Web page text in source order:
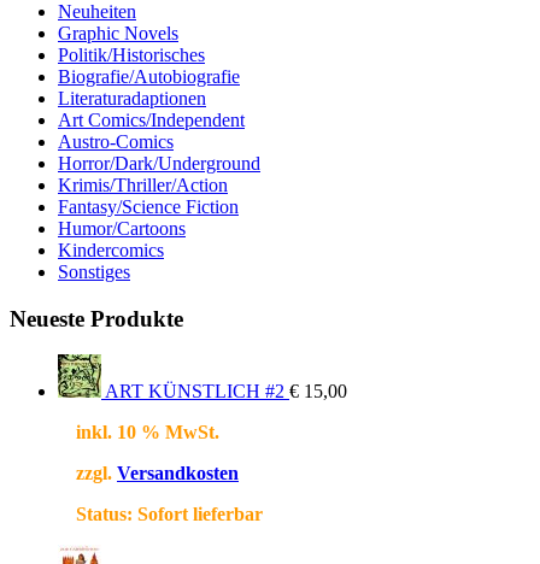
Neuheiten
Graphic Novels
Politik/Historisches
Biografie/Autobiografie
Literaturadaptionen
Art Comics/Independent
Austro-Comics
Horror/Dark/Underground
Krimis/Thriller/Action
Fantasy/Science Fiction
Humor/Cartoons
Kindercomics
Sonstiges
Neueste Produkte
ART KÜNSTLICH #2 € 15,00
inkl. 10 % MwSt.
zzgl. Versandkosten
Status: Sofort lieferbar